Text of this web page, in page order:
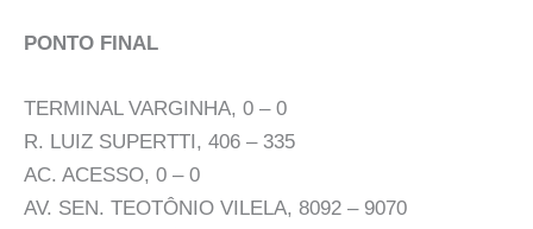
PONTO FINAL
TERMINAL VARGINHA, 0 – 0
R. LUIZ SUPERTTI, 406 – 335
AC. ACESSO, 0 – 0
AV. SEN. TEOTÔNIO VILELA, 8092 – 9070